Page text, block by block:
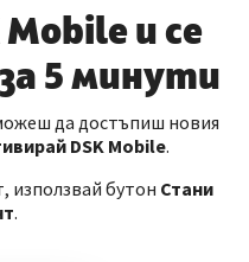
и се
5 минути
да достъпиш новия
DSK Mobile.
използвай бутон Стани
.